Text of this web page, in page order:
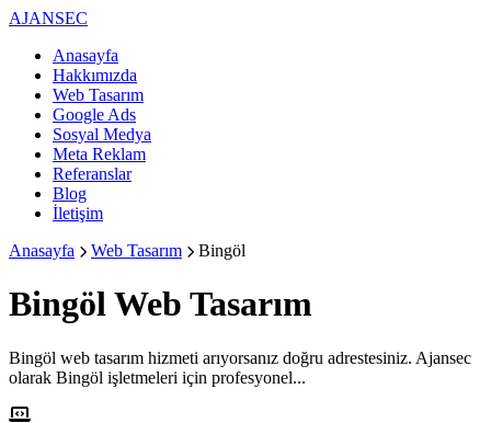
AJANSEC
Anasayfa
Hakkımızda
Web Tasarım
Google Ads
Sosyal Medya
Meta Reklam
Referanslar
Blog
İletişim
Anasayfa
Web Tasarım Bingöl
BingölWeb Tasarım
Bingöl web tasarım hizmeti arıyorsanız doğru adrestesiniz. Ajansec
olarak Bingöl işletmeleri için profesyonel...